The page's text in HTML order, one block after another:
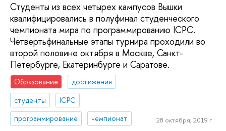
Студенты из всех четырех кампусов Вышки
квалифицировались в полуфинал студенческого
чемпионата мира по программированию ICPC.
Четвертьфинальные этапы турнира проходили во
второй половине октября в Москве, Санкт-
Петербурге, Екатеринбурге и Саратове.
Образование
достижения
студенты
ICPC
программирование
чемпионат 28 октября, 2019 г.